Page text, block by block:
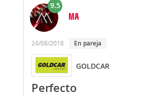
9.5
MA
24/08/2018 En pareja
GOLDCAR
Perfecto